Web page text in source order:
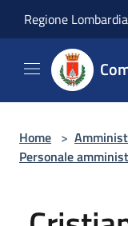
Regione Lombardia
Home >
Personale